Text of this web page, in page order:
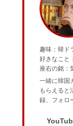
趣味：韓ド
好きなこと
座右の銘：
一緒に韓国
もらえると
録、フォロ